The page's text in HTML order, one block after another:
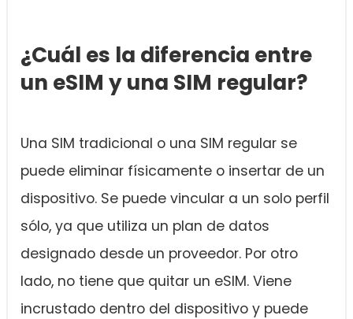
¿Cuál es la diferencia entre
un eSIM y una SIM regular?
Una SIM tradicional o una SIM regular se
puede eliminar físicamente o insertar de un
dispositivo. Se puede vincular a un solo perfil
sólo, ya que utiliza un plan de datos
designado desde un proveedor. Por otro
lado, no tiene que quitar un eSIM. Viene
incrustado dentro del dispositivo y puede